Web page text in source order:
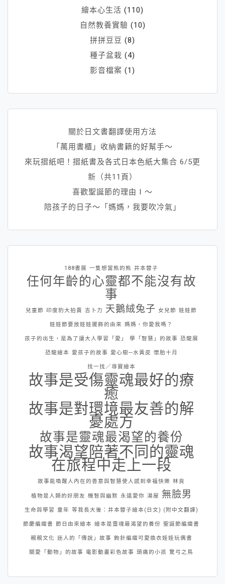
繪本心生活 (110)
自然教養實驗 (10)
拼拼豆豆 (8)
種子盆栽 (4)
影音檔案 (1)
關於日文書翻譯使用方法
「萬用書櫃」收納書籍的好幫手～
來玩摺紙吧！摺紙書及各式日本色紙大集合 6/5更
新（共11頁）
喜歡聖誕節的理由Ⅰ～
陪孩子的日子～「媽媽，我要吹冷氣」
188書展 一隻想當熊的熊 井本蓉子
任何年齡的心靈都不能沒有故
事
兒童節 印度豹大拍賣 吉卜力 天鵝絨兔子 女兒節 娃娃節
娃娃節要放娃娃擺飾的由來 媽媽，你愛我嗎？
孩子的出生，是為了讓大人學習「愛」 學「智慧」的故事 恐龍展
恐龍繪本 愛孩子的故事 愛心樹─水黃皮 懷胎十月
找一找／尋寶繪本
故事是受傷靈魂最好的療
癒
故事是對環境最友善的解
憂處方
故事是靈魂最渴望的養份
故事渴望陪著不同的靈魂
在旅程中走上一段
故事能喚醒人內在的善意與智慧使人感到幸福快樂 林良
植物是人類的好朋友 機智與幽默 永遠愛你 湯屋 無臉男
生命與學習 童年 等我長大後：井本蓉子繪本(日文) (附中文翻譯)
節慶編織書 節日由來繪本 繪本是靈魂最渴望的養份 聖誕節編織書
親親文化 迷人的「傳說」故事 鉤針編織可愛換衣娃娃玩偶書
關愛「動物」的故事 電影動畫彩色故事 頭痛的小孩 驚弓之鳥